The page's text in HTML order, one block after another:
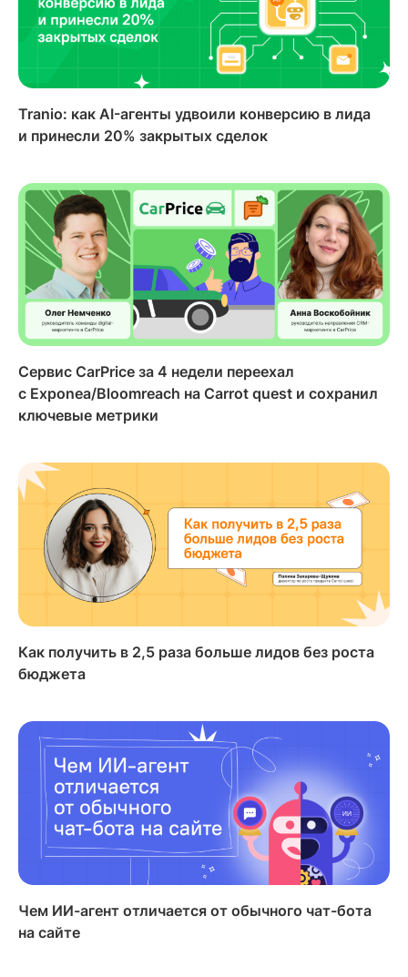
Tranio: как AI-агенты удвоили конверсию в лида
и принесли 20% закрытых сделок
Сервис CarPrice за 4 недели переехал
с Exponea/Bloomreach на Carrot quest и сохранил
ключевые метрики
Как получить в 2,5 раза больше лидов без роста
бюджета
Чем ИИ-агент отличается от обычного чат-бота
на сайте